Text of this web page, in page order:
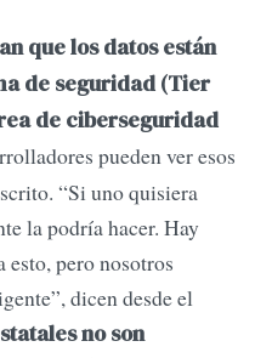
que los datos están
de seguridad (Tier
de ciberseguridad
pueden ver esos
“Si uno quisiera
la podría hacer. Hay
esto, pero nosotros
dicen desde el
no son